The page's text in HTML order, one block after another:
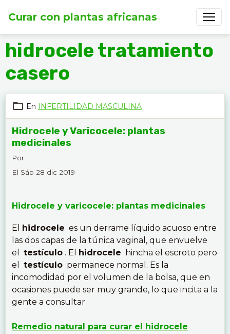
Curar con plantas africanas
hidrocele tratamiento
casero
En INFERTILIDAD MASCULINA
Hidrocele y Varicocele: plantas
medicinales
Por
El Sáb 28 dic 2019
Hidrocele y varicocele: plantas medicinales
El hidrocele es un derrame líquido acuoso entre
las dos capas de la túnica vaginal, que envuelve
el testículo . El hidrocele hincha el escroto pero
el testículo permanece normal. Es la
incomodidad por el volumen de la bolsa, que en
ocasiones puede ser muy grande, lo que incita a la
gente a consultar
Remedio natural para curar el hidrocele